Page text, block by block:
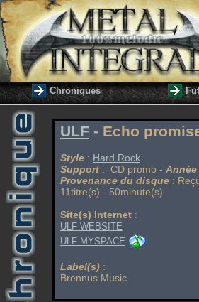
Chroniques
ULF - Echo
Style : Hard Rock
Support : CD promo - Année
Provenance du disque :
11titre(s) - 50minute(s)
Site(s) Internet :
ULF WEBSITE
ULF MYSPACE
Label(s) :
Brennus Music